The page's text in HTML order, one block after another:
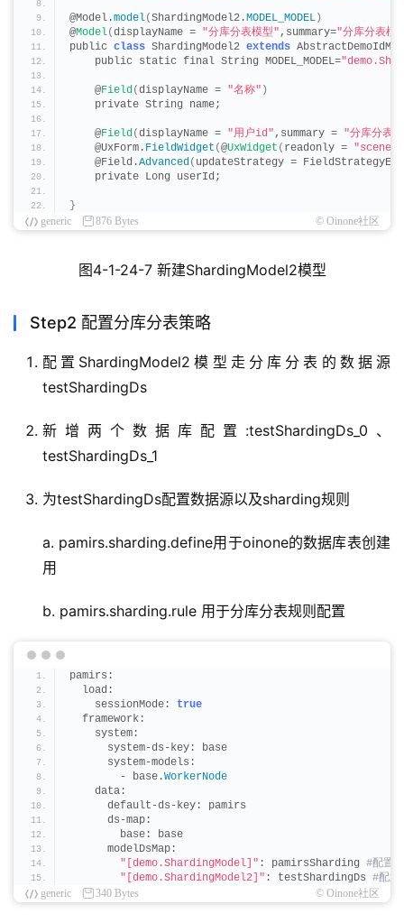
@Model.model(ShardingModel2.MODEL_MODEL )
@Model(displayName = "分库分表模型" ,summary="分库分表模
public class ShardingModel2 extends
    public static final String MODEL_MODEL=
    @
Field(displayName = "名称" )
    private String name;
    @
Field(displayName = "用户id" ,summary = "分库分表
    @UxForm.
FieldWidget (@UxWidget ( readonly = "scene
    @Field.
Advanced( updateStrategy =
    private Long userId;
}
generic
876 Bytes © Oinone社区
图4-1-24-7 新建ShardingModel2模型
Step2 配置分库分表策略
配置ShardingModel2模型走分库分表的数据源
testShardingDs
新增两个数据库配置:testShardingDs_0、
testShardingDs_1
为testShardingDs配置数据源以及sharding规则
a. pamirs.sharding.define用于oinone的数据库表创建
用
b. pamirs.sharding.rule 用于分库分表规则配置
pamirs:
  load:
    sessionMode:
true
  framework:
    system:
      system-ds-key: base
      system-models:
        - base.
WorkerNode
    data:
      default-ds-key: pamirs
      ds-map:
        base: base
      modelDsMap:
"[demo.ShardingModel]" : pamirsSharding #配置
"[demo.ShardingModel2]" : testShardingDs #配置
generic
340 Bytes © Oinone社区